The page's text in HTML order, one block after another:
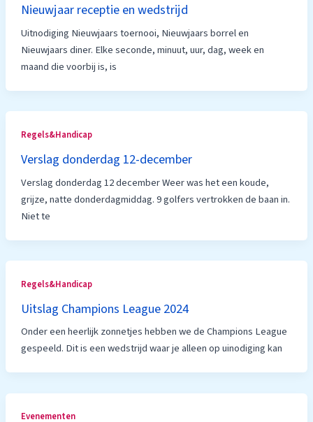
Nieuwjaar receptie en wedstrijd
Uitnodiging Nieuwjaars toernooi, Nieuwjaars borrel en
Nieuwjaars diner. Elke seconde, minuut, uur, dag, week en
maand die voorbij is, is
Regels&Handicap
Verslag donderdag 12-december
Verslag donderdag 12 december Weer was het een koude,
grijze, natte donderdagmiddag. 9 golfers vertrokken de baan in.
Niet te
Regels&Handicap
Uitslag Champions League 2024
Onder een heerlijk zonnetjes hebben we de Champions League
gespeeld. Dit is een wedstrijd waar je alleen op uinodiging kan
Evenementen